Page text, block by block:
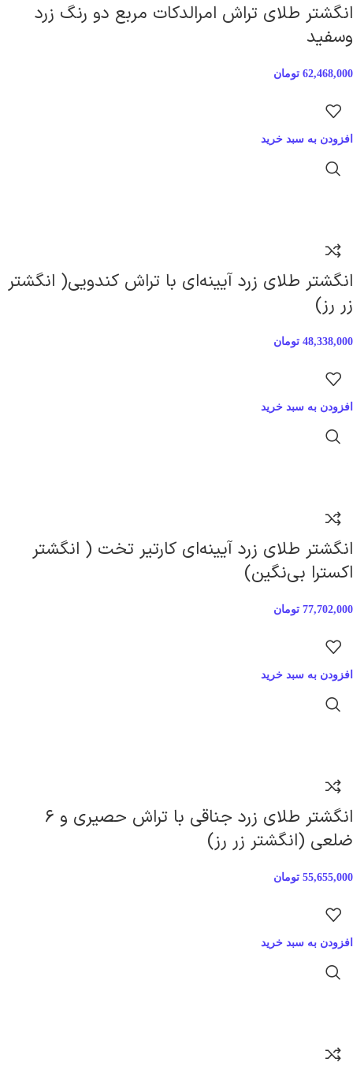
انگشتر طلای تراش امرالدکات مربع دو رنگ زرد
و‌سفید
62,468,000 تومان
افزودن به سبد خرید
انگشتر طلای زرد آیینه‌ای با تراش کندویی( انگشتر
زر رز)
48,338,000 تومان
افزودن به سبد خرید
انگشتر طلای زرد آیینه‌ای کارتیر تخت ( انگشتر
اکسترا بی‌نگین)
77,702,000 تومان
افزودن به سبد خرید
انگشتر طلای زرد جناقی با تراش حصیری و ۶
ضلعی (انگشتر زر رز)
55,655,000 تومان
افزودن به سبد خرید